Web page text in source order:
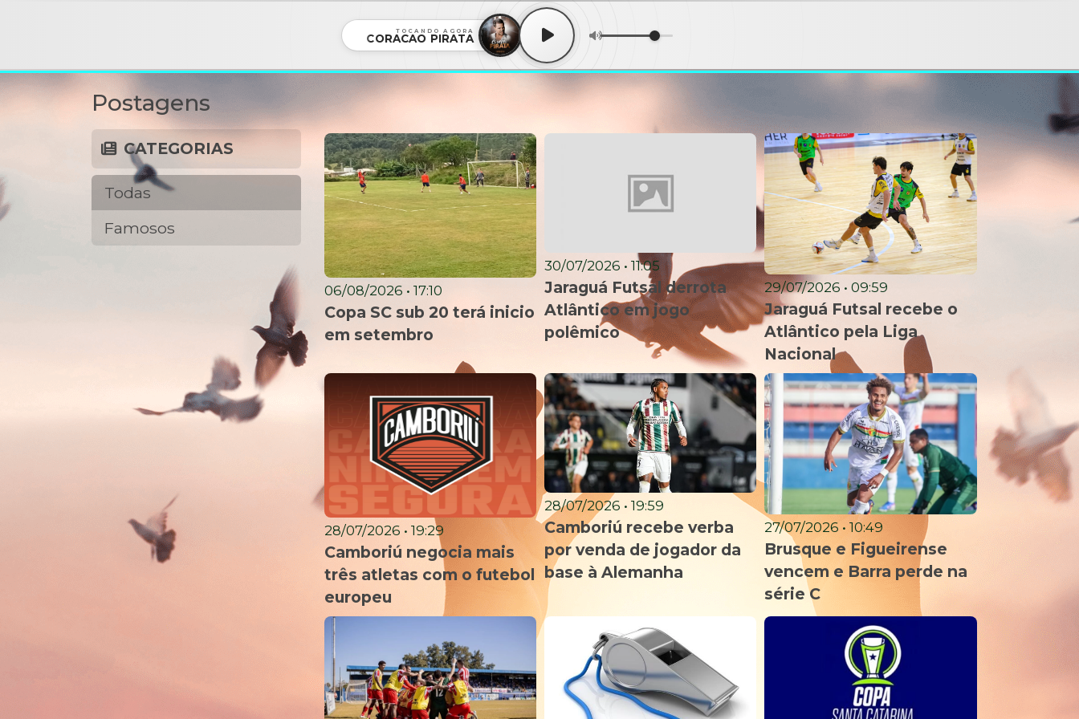
TOCANDO AGORA
CORACAO PIRATA
Postagens
CATEGORIAS
Todas
Famosos
06/08/2026 • 17:10
Copa SC sub 20 terá inicio
em setembro
30/07/2026 • 11:05
Jaraguá Futsal derrota
Atlântico em jogo
polêmico
29/07/2026 • 09:59
Jaraguá Futsal recebe o
Atlântico pela Liga
Nacional
28/07/2026 • 19:29
Camboriú negocia mais
três atletas com o futebol
europeu
28/07/2026 • 19:59
Camboriú recebe verba
por venda de jogador da
base à Alemanha
27/07/2026 • 10:49
Brusque e Figueirense
vencem e Barra perde na
série C